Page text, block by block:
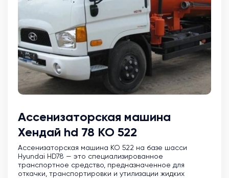
Ассенизаторская машина
Хендай hd 78 КО 522
Ассенизаторская машина KO 522 на базе шасси
Hyundai HD78 — это специализированное
транспортное средство, предназначенное для
откачки, транспортировки и утилизации жидких